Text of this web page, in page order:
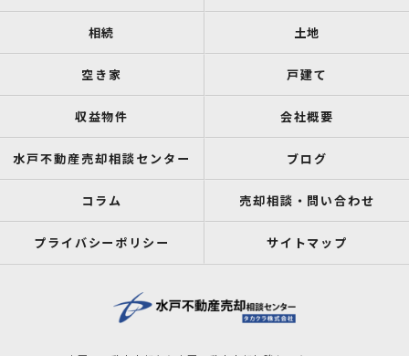
相続 土地
空き家 戸建て
収益物件 会社概要
水戸不動産売却相談センター ブログ
コラム 売却相談・問い合わせ
プライバシーポリシー サイトマップ